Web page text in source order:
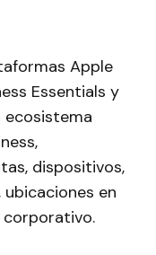
Apple
Essentials y
ecosistema
dispositivos,
ubicaciones en
corporativo.